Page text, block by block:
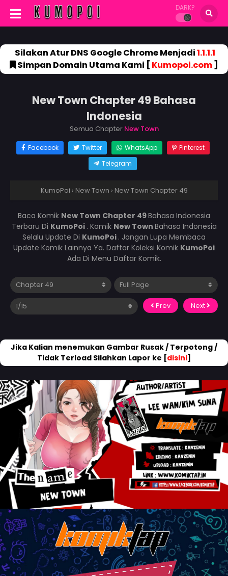
DARK?
Silakan Atur DNS Google Chrome Menjadi1.1.1.1
Simpan Domain Utama Kami [ Kumopoi.com]
New Town Chapter 49 Bahasa
Indonesia
Semua Chapter New Town
Facebook Twitter WhatsApp
Pinterest
Telegram
KumoPoi › New Town › New Town Chapter 49
Baca Komik New Town Chapter 49Bahasa Indonesia
Terbaru Di KumoPoi . Komik New Town Bahasa Indonesia
Selalu Update Di KumoPoi . Jangan Lupa Membaca
Update Komik Lainnya Ya. Daftar Koleksi Komik KumoPoi
Ada Di Menu Daftar Komik.
Prev Next
Jika Kalian menemukan Gambar Rusak / Terpotong /
Tidak Terload Silahkan Lapor ke [disini]